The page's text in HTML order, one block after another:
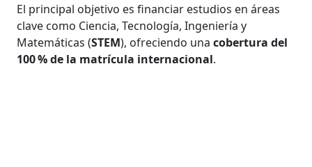
El principal objetivo es financiar estudios en áreas
clave como Ciencia, Tecnología, Ingeniería y
Matemáticas (STEM), ofreciendo unacobertura del
100 % de la matrícula internacional.